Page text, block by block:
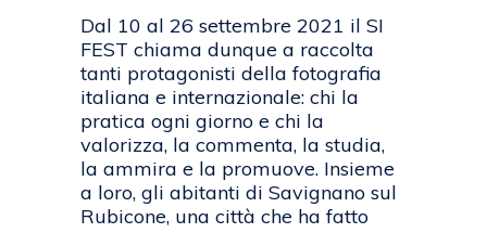
Dal 10 al 26 settembre 2021 il SI
FEST chiama dunque a raccolta
tanti protagonisti della fotografia
italiana e internazionale: chi la
pratica ogni giorno e chi la
valorizza, la commenta, la studia,
la ammira e la promuove. Insieme
a loro, gli abitanti di Savignano sul
Rubicone, una città che ha fatto